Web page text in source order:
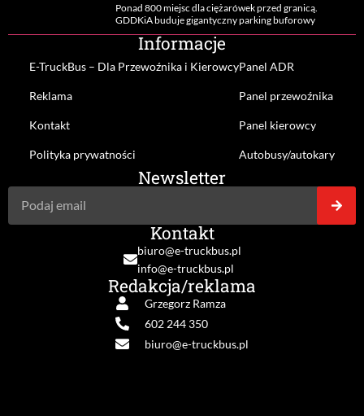
Ponad 800 miejsc dla ciężarówek przed granicą.
GDDKiA buduje gigantyczny parking buforowy
Informacje
E-TruckBus – Dla Przewoźnika i Kierowcy
Reklama
Kontakt
Polityka prywatności
Panel ADR
Panel przewoźnika
Panel kierowcy
Autobusy/autokary
Newsletter
Kontakt
biuro@e-truckbus.pl
info@e-truckbus.pl
Redakcja/reklama
Grzegorz Ramza
602 244 350
biuro@e-truckbus.pl